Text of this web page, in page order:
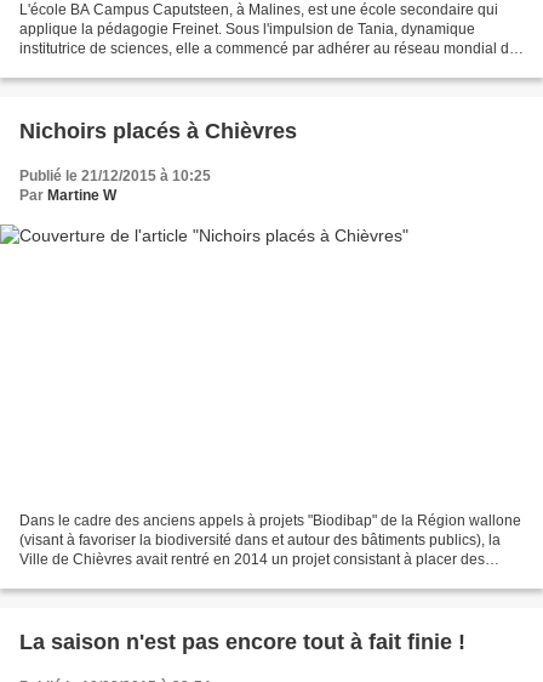
L'école BA Campus Caputsteen, à Malines, est une école secondaire qui
applique la pédagogie Freinet. Sous l'impulsion de Tania, dynamique
institutrice de sciences, elle a commencé par adhérer au réseau mondial de
Nichoirs placés à Chièvres
Publié le 21/12/2015 à 10:25
Par Martine W
Dans le cadre des anciens appels à projets "Biodibap" de la Région wallone
(visant à favoriser la biodiversité dans et autour des bâtiments publics), la
Ville de Chièvres avait rentré en 2014 un projet consistant à placer des
La saison n'est pas encore tout à fait finie !